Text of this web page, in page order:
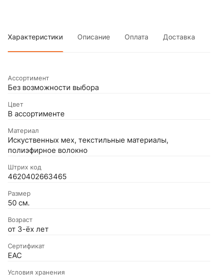
Характеристики Описание Оплата Доставка
Ассортимент
Без возможности выбора
Цвет
В ассортименте
Материал
Искуственных мех, текстильные материалы,
полиэфирное волокно
Штрих код
4620402663465
Размер
50 см.
Возраст
от 3-ёх лет
Сертификат
EAC
Условия хранения